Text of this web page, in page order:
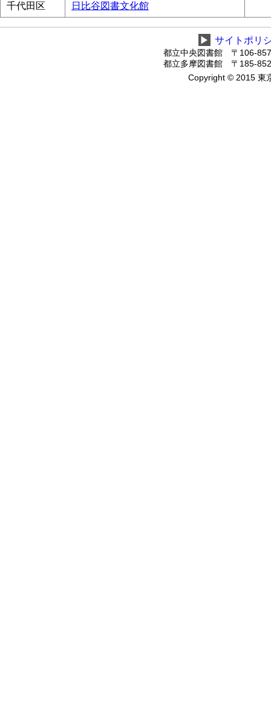
千代田区 日比谷図書文化館
▶ サイトポリ
都立中央図書館 〒106-
都立多摩図書館 〒185-
Copyright © 2015 東